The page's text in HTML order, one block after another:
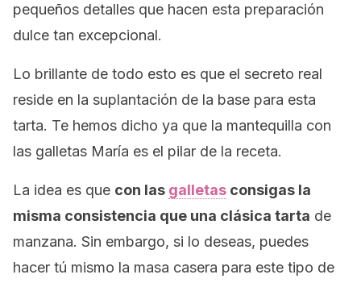
pequeños detalles que hacen esta preparación
dulce tan excepcional.
Lo brillante de todo esto es que el secreto real
reside en la suplantación de la base para esta
tarta. Te hemos dicho ya que la mantequilla con
las galletas María es el pilar de la receta.
La idea es que con las galletas consigas la
misma consistencia que una clásica tarta de
manzana. Sin embargo, si lo deseas, puedes
hacer tú mismo la masa casera para este tipo de